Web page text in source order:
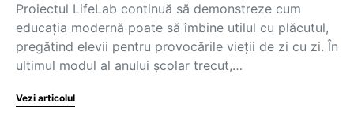
Proiectul LifeLab continuă să demonstreze cum
educația modernă poate să îmbine utilul cu plăcutul,
pregătind elevii pentru provocările vieții de zi cu zi. În
ultimul modul al anului școlar trecut,…
Vezi articolul